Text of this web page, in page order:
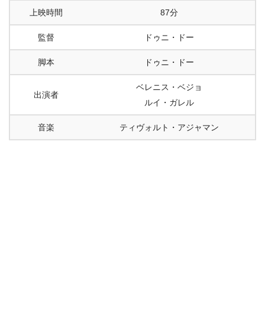
上映時間 87分
監督 ドゥニ・ドー
脚本 ドゥニ・ドー
出演者
ベレニス・ベジョ
ルイ・ガレル
音楽 ティヴォルト・アジャマン